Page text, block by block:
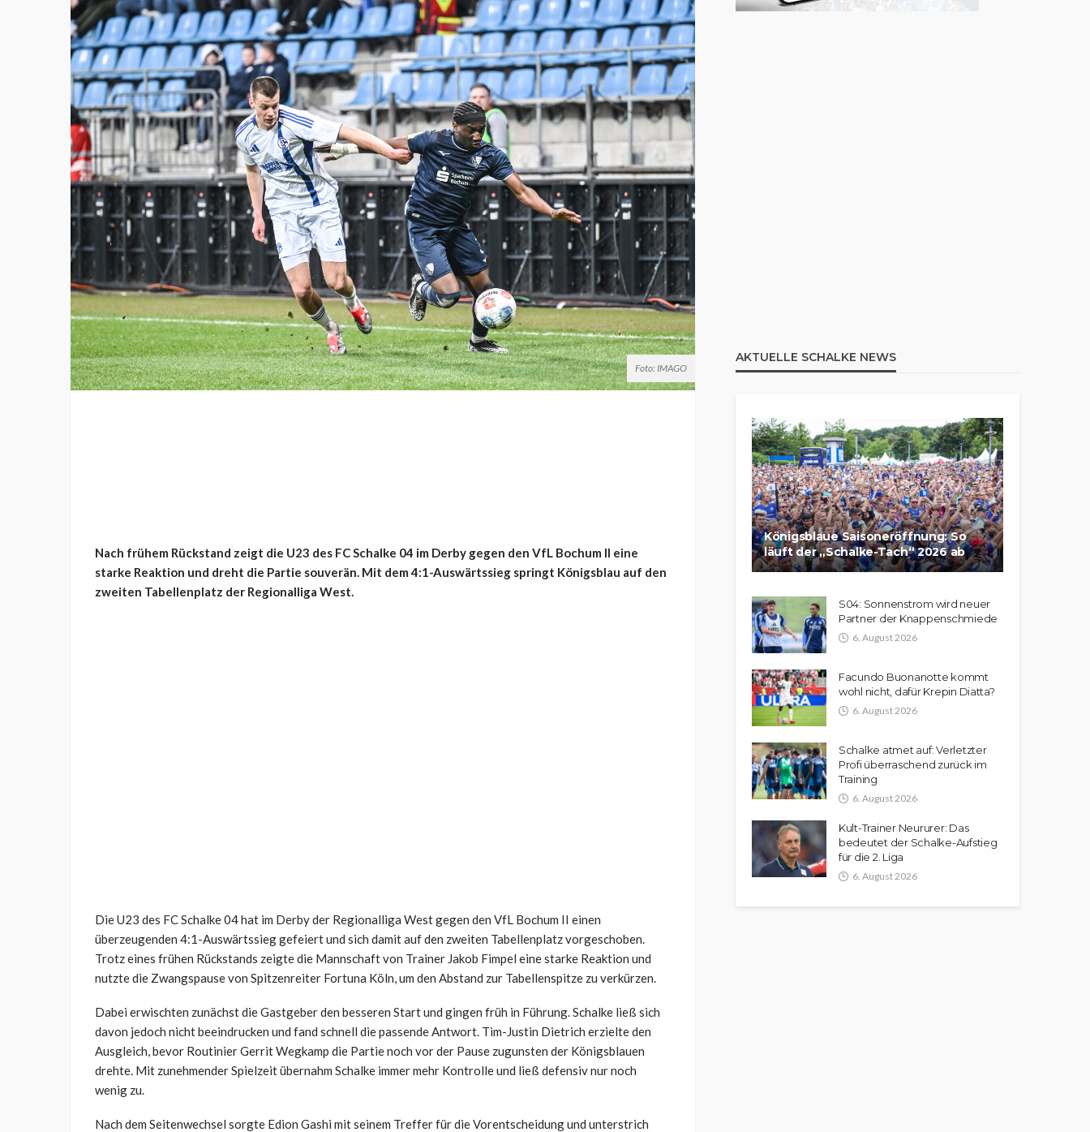
Foto: IMAGO
Nach frühem Rückstand zeigt die U23 des FC Schalke 04 im Derby gegen den VfL Bochum II eine
starke Reaktion und dreht die Partie souverän. Mit dem 4:1-Auswärtssieg springt Königsblau auf den
zweiten Tabellenplatz der Regionalliga West.
Die U23 des FC Schalke 04 hat im Derby der Regionalliga West gegen den VfL Bochum II einen
überzeugenden 4:1-Auswärtssieg gefeiert und sich damit auf den zweiten Tabellenplatz vorgeschoben.
Trotz eines frühen Rückstands zeigte die Mannschaft von Trainer Jakob Fimpel eine starke Reaktion und
nutzte die Zwangspause von Spitzenreiter Fortuna Köln, um den Abstand zur Tabellenspitze zu verkürzen.
Dabei erwischten zunächst die Gastgeber den besseren Start und gingen früh in Führung. Schalke ließ sich
davon jedoch nicht beeindrucken und fand schnell die passende Antwort. Tim-Justin Dietrich erzielte den
Ausgleich, bevor Routinier Gerrit Wegkamp die Partie noch vor der Pause zugunsten der Königsblauen
drehte. Mit zunehmender Spielzeit übernahm Schalke immer mehr Kontrolle und ließ defensiv nur noch
wenig zu.
Nach dem Seitenwechsel sorgte Edion Gashi mit seinem Treffer für die Vorentscheidung und unterstrich
AKTUELLE SCHALKE NEWS
Königsblaue Saisoneröffnung: So
läuft der „Schalke-Tach“ 2026 ab
S04: Sonnenstrom wird neuer
Partner der Knappenschmiede
6. August 2026
Facundo Buonanotte kommt
wohl nicht, dafür Krepin Diatta?
6. August 2026
Schalke atmet auf: Verletzter
Profi überraschend zurück im
Training
6. August 2026
Kult-Trainer Neururer: Das
bedeutet der Schalke-Aufstieg
für die 2. Liga
6. August 2026